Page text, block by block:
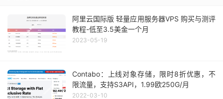
阿里云国际版 轻量应用服务器VPS 购买与测评
教程-低至3.5美金一个月
2023-05-19
Contabo：上线对象存储，限时8折优惠，不
限流量，支持S3API，1.99欧250G/月
2022-03-10